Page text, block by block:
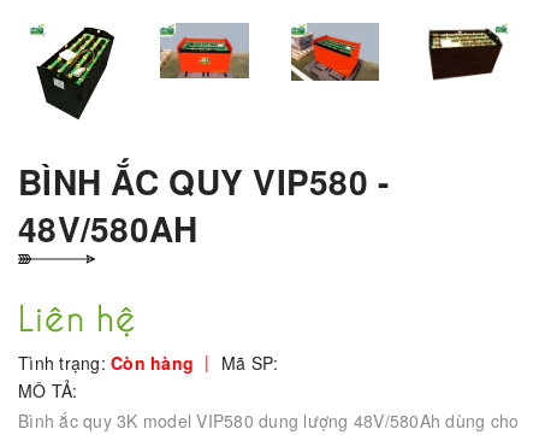
BÌNH ẮC QUY VIP580 -
48V/580AH
Liên hệ
Tình trạng: Còn hàng | Mã SP:
MÔ TẢ:
Bình ắc quy 3K model VIP580 dung lượng 48V/580Ah dùng cho